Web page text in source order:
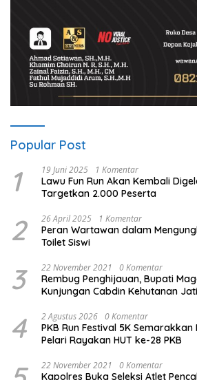
Popular Post
1 19 Juni 2025 1 Komentar
Lawu Fun Run Akan Kembali
Targetkan 2.000 Peserta
2 26 April 2025 1 Komentar
Peran Wartawan dalam
Toilet Siswi
3 22 November 2021 0 Komentar
Rembug Penghijauan, Bupati
Kunjungan Cabdin Kehutanan
4 2 Agustus 2026 0 Komentar
PKB Run Festival 5K
Pelari Rayakan HUT ke-28 PKB
22 November 2021 0 Komentar
Kapolres Buka Seleksi Atlet